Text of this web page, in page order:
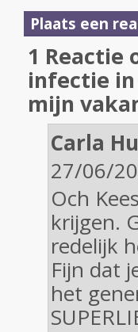
Plaats een
1 Reactie
infectie
mijn
Carla
27/06/
Och
krijgen.
redelijk
Fijn dat
het